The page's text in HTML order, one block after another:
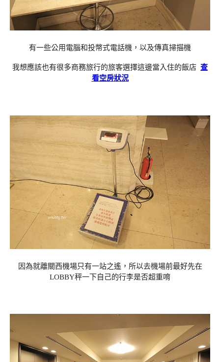
有一些公用電腦和投幣式電話機，以及傳真掃描機
我想應該也有很多商務旅行的旅客選擇這邊當入住的飯店 查
看空房狀況
因為就離關西機場只有一站之遙，所以去機場前最好先在
LOBBY秤一下自己的行李是否超重唷